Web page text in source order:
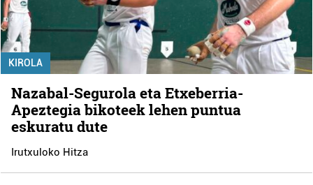
KIROLA
Nazabal-Segurola eta Etxeberria-
Apeztegia bikoteek lehen puntua
eskuratu dute
Irutxuloko Hitza